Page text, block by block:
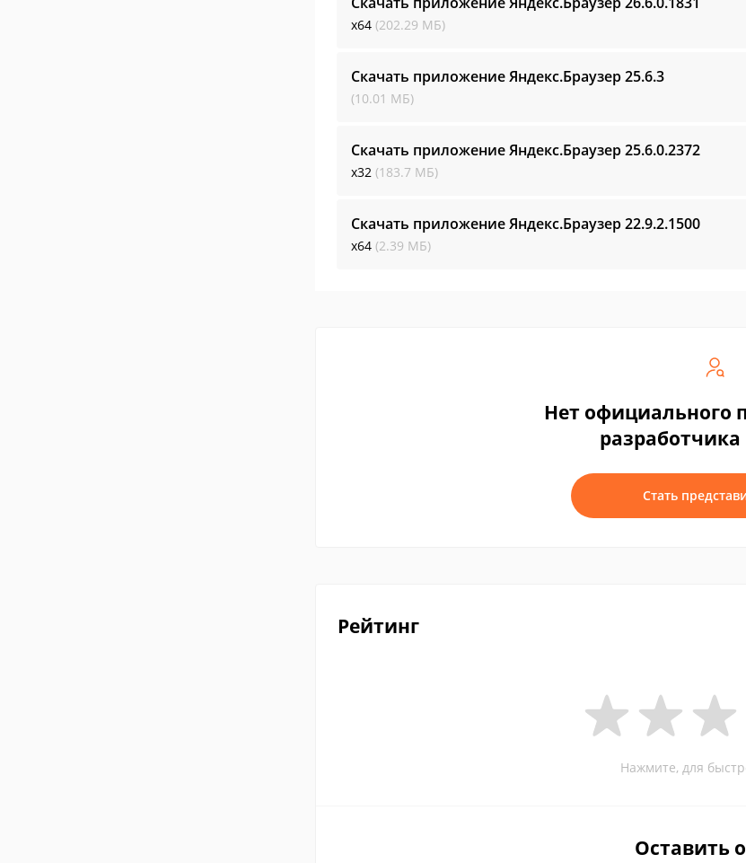
x64 (202.29 МБ)
Скачать приложение Яндекс.Браузер25.6.3
(10.01 МБ)
Скачать приложение Яндекс.Браузер25.6.0.2372
x32 (183.7 МБ)
Скачать приложение Яндекс.Браузер22.9.2.1500
x64 (2.39 МБ)
Нет официального
разработчика
Стать
Рейтинг
Нажмите, для
Оставить